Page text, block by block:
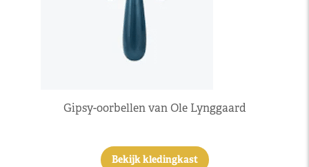
Gipsy-oorbellen van Ole Lynggaard
Bekijk kledingkast